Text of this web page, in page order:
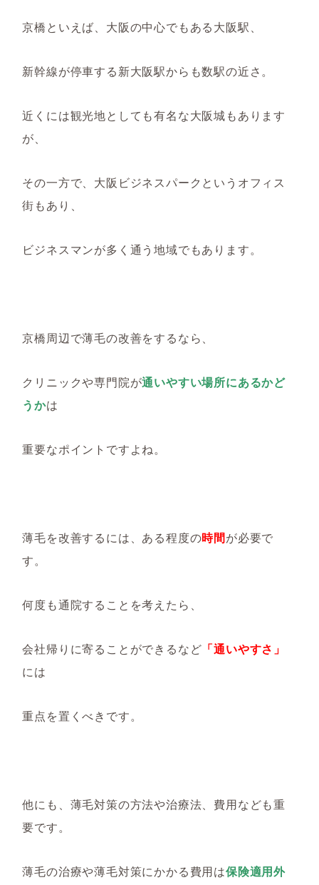
京橋といえば、大阪の中心でもある大阪駅、
新幹線が停車する新大阪駅からも数駅の近さ。
近くには観光地としても有名な大阪城もあります
が、
その一方で、大阪ビジネスパークというオフィス
街もあり、
ビジネスマンが多く通う地域でもあります。
京橋周辺で薄毛の改善をするなら、
クリニックや専門院が通いやすい場所にあるかど
うかは
重要なポイントですよね。
薄毛を改善するには、ある程度の時間が必要で
す。
何度も通院することを考えたら、
会社帰りに寄ることができるなど 「通いやすさ」
には
重点を置くべきです。
他にも、薄毛対策の方法や治療法、費用なども重
要です。
薄毛の治療や薄毛対策にかかる費用は保険適用外